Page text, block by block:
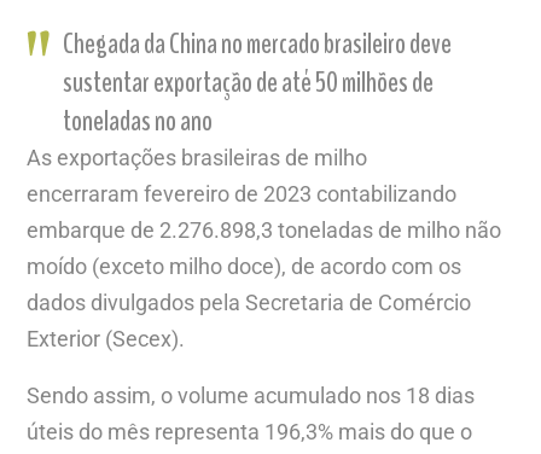
Chegada da China no mercado brasileiro deve
sustentar exportação de até 50 milhões de
toneladas no ano
As exportações brasileiras de milho
encerraram fevereiro de 2023 contabilizando
embarque de 2.276.898,3 toneladas de milho não
moído (exceto milho doce), de acordo com os
dados divulgados pela Secretaria de Comércio
Exterior (Secex).
Sendo assim, o volume acumulado nos 18 dias
úteis do mês representa 196,3% mais do que o